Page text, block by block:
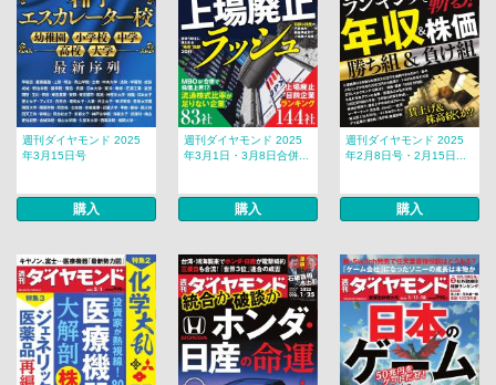
週刊ダイヤモンド 2025
年3月15日号
購入
週刊ダイヤモンド 2025
年3月1日・3月8日合併...
購入
週刊ダイヤモンド 2025
年2月8日号・2月15日...
購入